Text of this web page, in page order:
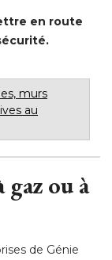
en route
murs
au
ou à
de Génie